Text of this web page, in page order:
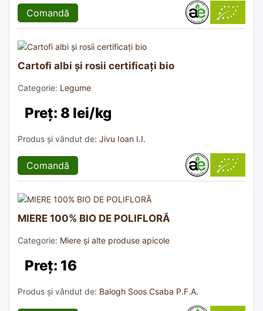
Comandă
Cartofi albi și rosii certificați bio
Categorie: Legume
Preț: 8 lei/kg
Produs și vândut de: Jivu Ioan I.I.
Comandă
MIERE 100% BIO DE POLIFLORĂ
Categorie: Miere și alte produse apicole
Preț: 16
Produs și vândut de: Balogh Soos Csaba P.F.A.